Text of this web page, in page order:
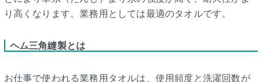
り高くなります。業務用としては最適のタオルです。
ヘム三角縫製とは
お仕事で使われる業務用タオルは、使用頻度と洗濯回数が